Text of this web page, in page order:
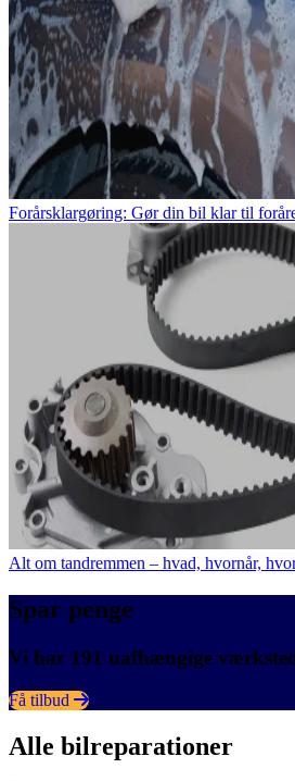
Forårsklargøring: Gør din bil klar til
Alt om tandremmen – hvad, hvornår,
Spar penge
Vi har 191 uafhængige
Få tilbud
Alle bilreparationer